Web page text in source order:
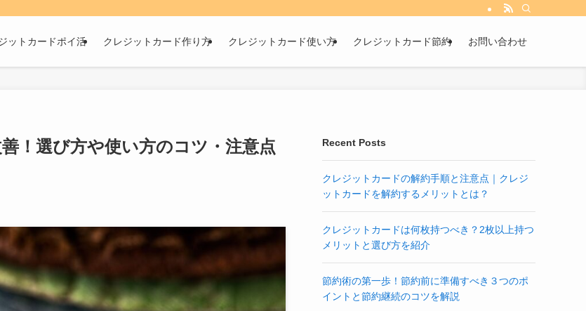
ットカードポイ活 クレジットカード作り方 クレジットカード使い方 クレジットカード節約 お問い合わせ
！選び方や使い方のコツ・注意点
Recent Posts
クレジットカードの解約手順と注意点｜クレジ
ットカードを解約するメリットとは？
クレジットカードは何枚持つべき？2枚以上持つ
メリットと選び方を紹介
節約術の第一歩！節約前に準備すべき３つのポ
イントと節約継続のコツを解説